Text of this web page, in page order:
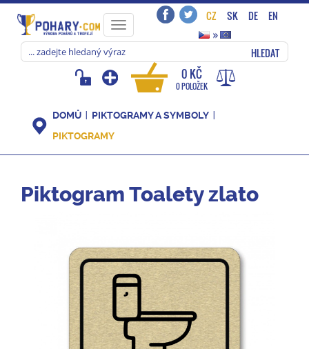
Toggle
navigation
CZ SK DE
EN
»
HLEDAT
0 KČ
0 POLOŽEK
DOMŮ
PIKTOGRAMY A SYMBOLY
PIKTOGRAMY
Piktogram Toalety zlato